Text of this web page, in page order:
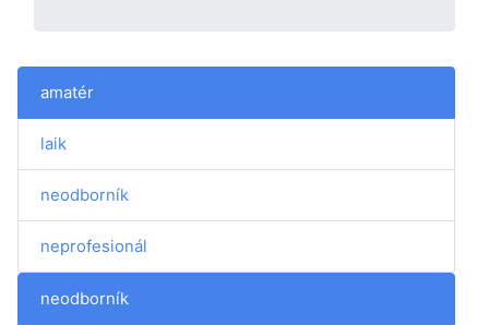
amatér
laik
neodborník
neprofesionál
neodborník